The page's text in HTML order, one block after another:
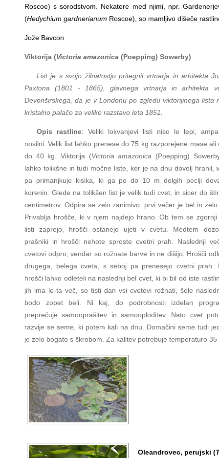
Roscoe) s sorodstvom. Nekatere med njimi, npr.
(Hedychium gardnerianum Roscoe), so mamljivo dišeče
Jože Bavcon
Viktorija (Victoria amazonica (Poepping) Sowerby)
List je s svojo žilnatostjo pritegnil vrtnarja in arhitekta
Paxtona (1801 - 1865), glavnega vrtnarja in arhitekta
Devonširskega, da je v Londonu po zgledu viktorijinega lista
kristalno palačo za veliko razstavo leta 1851.
Opis rastline: Veliki lokvanjevi listi niso le lepi,
nosilni. Velik list lahko prenese do 75 kg razporejene mase ali
do 40 kg. Viktorija (Victoria amazonica (Poepping)
lahko tolikšne in tudi močne liste, ker je na dnu dovolj hranil,
pa primanjkuje kisika, ki ga po do 10 m dolgih peclji
korenin. Glede na tolikšen list je velik tudi cvet, in sicer do
centimetrov. Odpira se zelo zanimivo: prvi večer je bel in zelo
Privablja hrošče, ki v njem najdejo hrano. Ob tem se zgornji
listi zaprejo, hrošči ostanejo ujeti v cvetu. Medtem
prašniki in hrošči nehote sproste cvetni prah. Naslednji
cvetovi odpro, vendar so rožnate barve in ne dišijo. Hrošči
drugega, belega cveta, s seboj pa prenesejo cvetni prah.
hrošči lahko odleteli na naslednji bel cvet, ki bi bil od iste
jih ima le-ta več, so tisti dan vsi cvetovi rožnati, šele
bodo zopet beli. Ni kaj, do podrobnosti izdelan
preprečuje samooprašitev in samooploditev. Nato cvet
razvije se seme, ki potem kali na dnu. Domačini seme tudi
je zelo bogato s škrobom. Za kalitev potrebuje temperaturo 35
Oleandrovec, perujski (